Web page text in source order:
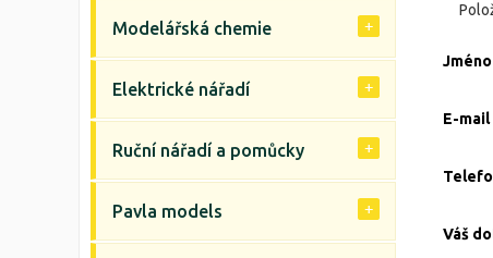
Jméno
E-mail
Váš
Modelářská chemie
Elektrické nářadí
Ruční nářadí a pomůcky
Pavla models